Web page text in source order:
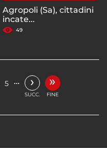
Agropoli (Sa), cittadini
incate...
49
5 … ›
SUCC.
»
FINE